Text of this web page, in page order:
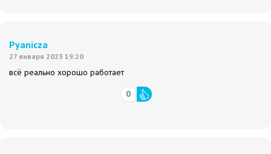
Pyanicza
27 января 2023 19:20
всё реально хорошо работает
0